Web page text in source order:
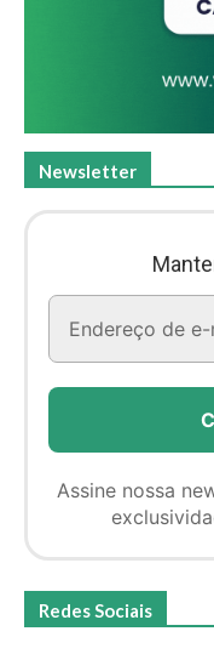
Newsletter
Assine nossa
Redes Sociais